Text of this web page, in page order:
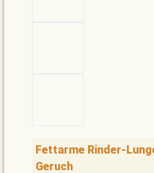
Fettarme Rinder-
Geruch